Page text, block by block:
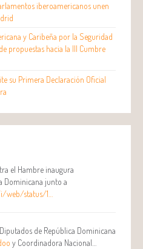
iberoamericanos unen
y Caribeña por la Seguridad
propuestas hacia la III Cumbre
su Primera Declaración Oficial
el Hambre inaugura
Dominicana junto a
status/1…
de República Dominicana
y Coordinadora Nacional…